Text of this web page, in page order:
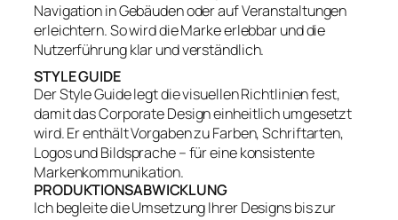
Navigation in Gebäuden oder auf Veranstaltungen
erleichtern. So wird die Marke erlebbar und die
Nutzerführung klar und verständlich.
STYLE GUIDE
Der Style Guide legt die visuellen Richtlinien fest,
damit das Corporate Design einheitlich umgesetzt
wird. Er enthält Vorgaben zu Farben, Schriftarten,
Logos und Bildsprache – für eine konsistente
Markenkommunikation.
PRODUKTIONSABWICKLUNG
Ich begleite die Umsetzung Ihrer Designs bis zur